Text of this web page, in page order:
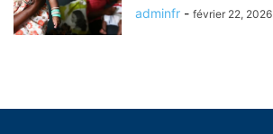
adminfr - février 22, 2026